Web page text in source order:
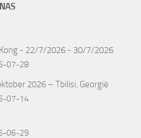
- 22/7/2026 - 30/7/2026
07-28
2026 – Tbilisi, Georgië
07-14
06-29